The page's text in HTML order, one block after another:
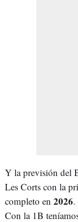
Y la previsión del
Les Corts con la
completo en 2026.
Con la 1B